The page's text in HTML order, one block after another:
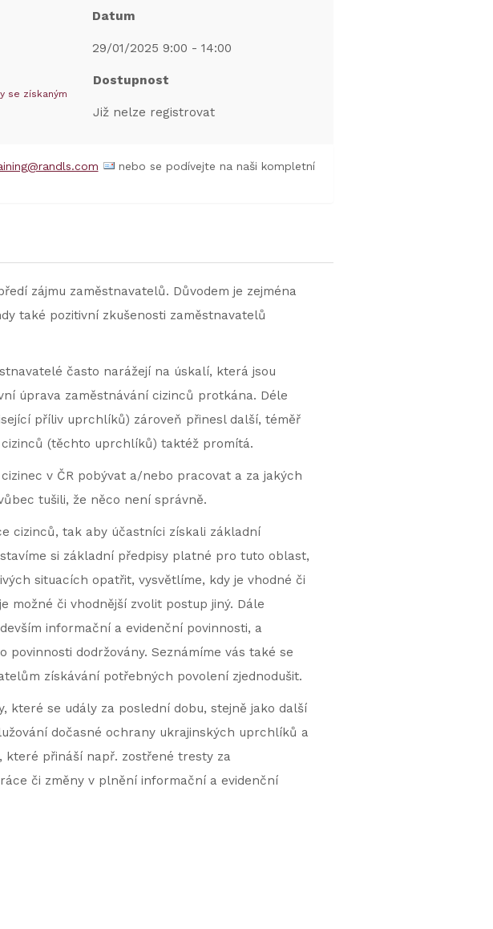
Datum
29/01/2025 9:00 - 14:00
se získaným
Dostupnost
Již nelze registrovat
nebo se podívejte na naši kompletní
zájmu zaměstnavatelů. Důvodem je zejména
také pozitivní zkušenosti zaměstnavatelů
často narážejí na úskalí, která jsou
úprava zaměstnávání cizinců protkána. Déle
příliv uprchlíků) zároveň přinesl další, téměř
(těchto uprchlíků) taktéž promítá.
v ČR pobývat a/nebo pracovat a za jakých
tušili, že něco není správně.
cizinců, tak aby účastníci získali základní
si základní předpisy platné pro tuto oblast,
situacích opatřit, vysvětlíme, kdy je vhodné či
možné či vhodnější zvolit postup jiný. Dále
informační a evidenční povinnosti, a
dodržovány. Seznámíme vás také se
získávání potřebných povolení zjednodušit.
které se udály za poslední dobu, stejně jako další
dočasné ochrany ukrajinských uprchlíků a
které přináší např. zostřené tresty za
či změny v plnění informační a evidenční